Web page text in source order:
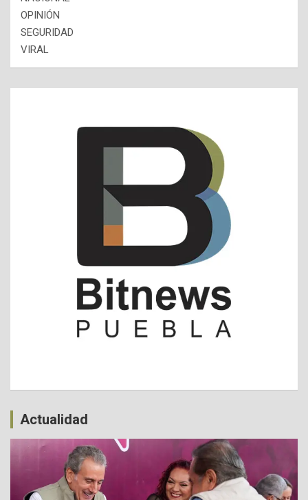
OPINIÓN
SEGURIDAD
VIRAL
Actualidad